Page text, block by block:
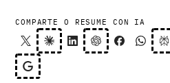
COMPARTE O RESUME CON IA